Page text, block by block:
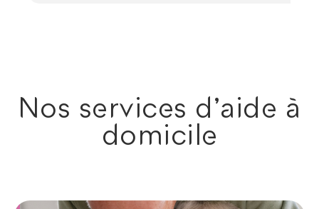
Nos services d'aide à
domicile